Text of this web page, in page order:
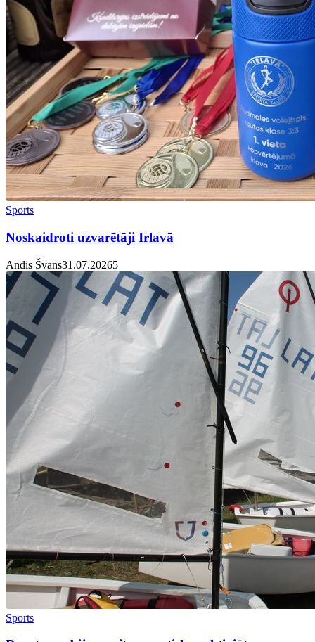
Sports
Noskaidroti uzvarētāji Irlavā
Andis Švāns31.07.20265
Sports